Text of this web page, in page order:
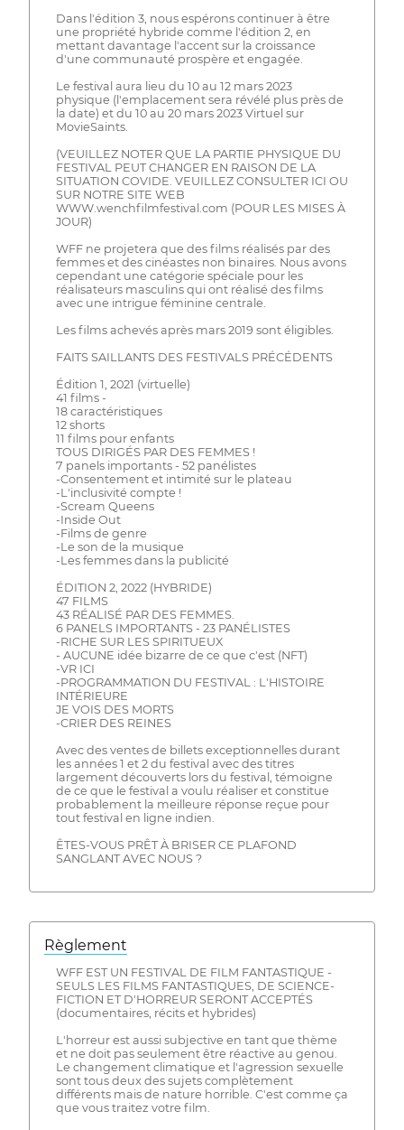
Dans l'édition 3, nous espérons continuer à être
une propriété hybride comme l'édition 2, en
mettant davantage l'accent sur la croissance
d'une communauté prospère et engagée.
Le festival aura lieu du 10 au 12 mars 2023
physique (l'emplacement sera révélé plus près de
la date) et du 10 au 20 mars 2023 Virtuel sur
MovieSaints.
(VEUILLEZ NOTER QUE LA PARTIE PHYSIQUE DU
FESTIVAL PEUT CHANGER EN RAISON DE LA
SITUATION COVIDE. VEUILLEZ CONSULTER ICI OU
SUR NOTRE SITE WEB
WWW.wenchfilmfestival.com (POUR LES MISES À
JOUR)
WFF ne projetera que des films réalisés par des
femmes et des cinéastes non binaires. Nous avons
cependant une catégorie spéciale pour les
réalisateurs masculins qui ont réalisé des films
avec une intrigue féminine centrale.
Les films achevés après mars 2019 sont éligibles.
FAITS SAILLANTS DES FESTIVALS PRÉCÉDENTS
Édition 1, 2021 (virtuelle)
41 films -
18 caractéristiques
12 shorts
11 films pour enfants
TOUS DIRIGÉS PAR DES FEMMES !
7 panels importants - 52 panélistes
-Consentement et intimité sur le plateau
-L'inclusivité compte !
-Scream Queens
-Inside Out
-Films de genre
-Le son de la musique
-Les femmes dans la publicité
ÉDITION 2, 2022 (HYBRIDE)
47 FILMS
43 RÉALISÉ PAR DES FEMMES.
6 PANELS IMPORTANTS - 23 PANÉLISTES
-RICHE SUR LES SPIRITUEUX
- AUCUNE idée bizarre de ce que c'est (NFT)
-VR ICI
-PROGRAMMATION DU FESTIVAL : L'HISTOIRE
INTÉRIEURE
JE VOIS DES MORTS
-CRIER DES REINES
Avec des ventes de billets exceptionnelles durant
les années 1 et 2 du festival avec des titres
largement découverts lors du festival, témoigne
de ce que le festival a voulu réaliser et constitue
probablement la meilleure réponse reçue pour
tout festival en ligne indien.
ÊTES-VOUS PRÊT À BRISER CE PLAFOND
SANGLANT AVEC NOUS ?
Règlement
WFF EST UN FESTIVAL DE FILM FANTASTIQUE -
SEULS LES FILMS FANTASTIQUES, DE SCIENCE-
FICTION ET D'HORREUR SERONT ACCEPTÉS
(documentaires, récits et hybrides)
L'horreur est aussi subjective en tant que thème
et ne doit pas seulement être réactive au genou.
Le changement climatique et l'agression sexuelle
sont tous deux des sujets complètement
différents mais de nature horrible. C'est comme ça
que vous traitez votre film.